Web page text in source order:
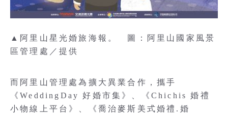
▲阿里山星光婚旅海報。 圖：阿里山國家風景
區管理處／提供
而阿里山管理處為擴大異業合作，攜手
《WeddingDay 好婚市集》、《Chichis 婚禮
小物線上平台》、《喬治麥斯美式婚禮.婚